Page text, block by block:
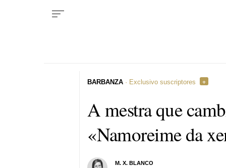
A mestra que
«Namoreime da
M. X. BLANCO
BARBANZA · Exclusivo suscriptores